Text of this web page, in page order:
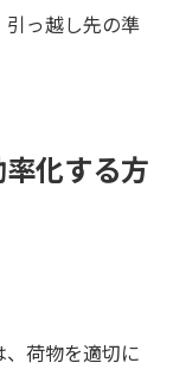
っ越し先の準
化する方
荷物を適切に